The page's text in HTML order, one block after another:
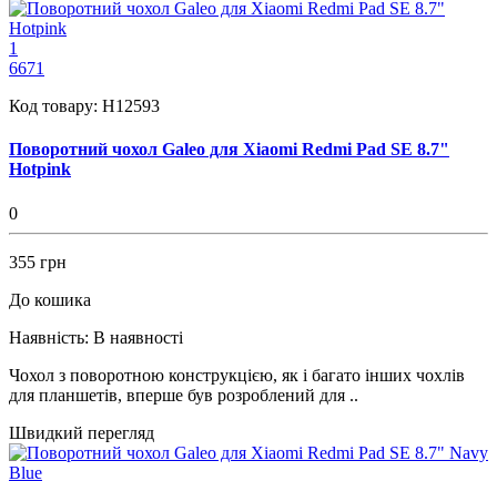
1
6671
Код товару: H12593
Поворотний чохол Galeo для Xiaomi Redmi Pad SE 8.7"
Hotpink
0
355 грн
До кошика
Наявність: В наявності
Чохол з поворотною конструкцією, як і багато інших чохлів
для планшетів, вперше був розроблений для ..
Швидкий перегляд